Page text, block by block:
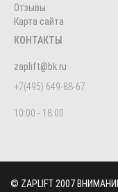
Отзывы
Карта сайта
КОНТАКТЫ
zaplift@bk.ru
+7(495) 649-88-67
10:00 - 18:00
© ZAPLIFT 2007